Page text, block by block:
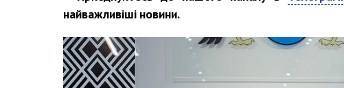
найважливіші новини.